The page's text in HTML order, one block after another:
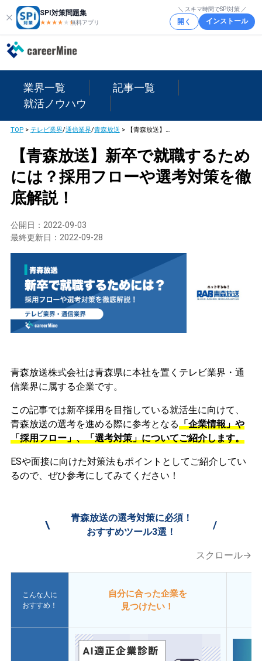
SPI対策問題集
★★★★ ★★
無料アプリ
＼ スキマ時間でSPI対策 ／
開く インストール
業界一覧
記事一覧
就活ノウハウ
TOP> テレビ業界/通信業界/青森放送 > 【青森放送】新卒で就職するためには？採用フローや選考対策を徹底解説！
【青森放送】新卒で就職するため
には？採用フローや選考対策を徹
底解説！
公開日： 2022-09-03
最終更新日： 2022-09-28
青森放送株式会社は青森県に本社を置くテレビ業界・通
信業界に属する企業です。
この記事では新卒採用を目指している就活生に向けて、
青森放送の選考を進める際に参考となる「企業情報」や
「採用フロー」、「選考対策」についてご紹介します。
ESや面接に向けた対策法もポイントとしてご紹介してい
るので、ぜひ参考にしてみてください！
\
青森放送の選考対策に必須！
おすすめツール3選！
/
スクロール→
こんな人に
おすすめ！
自分に合った企業を
見つけたい！